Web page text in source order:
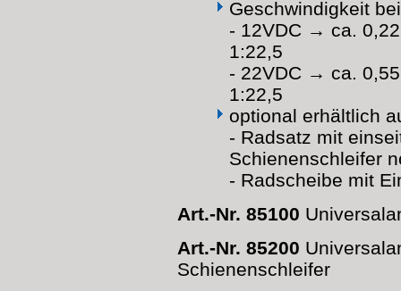
Geschwindigkeit bei
- 12VDC → ca.
1:22,5
- 22VDC → ca.
1:22,5
optional erhältlich
- Radsatz mit
Schienenschleifer
- Radscheibe mit
Art.-Nr. 85100
Art.-Nr. 85200
Schienenschleifer